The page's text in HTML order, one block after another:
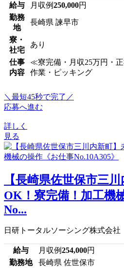
給与 月収例250,000円
勤務
地
長崎県 諫早市
寮・
社宅
あり
仕事
内容
≪寮完備・月収25万円・
作業・ピッキング
＼最短45秒で完了／
応募へ進む
詳しく
見る
【長崎県佐世保市三
OK！寮完備！加工機
No...
日研トータルソーシング株式会社
給与 月収例254,000円
勤務地
長崎県 佐世保市